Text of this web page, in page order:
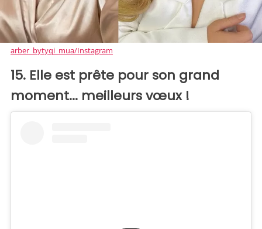
arber_bytyqi_mua/Instagram
15. Elle est prête pour son grand
moment... meilleurs vœux !